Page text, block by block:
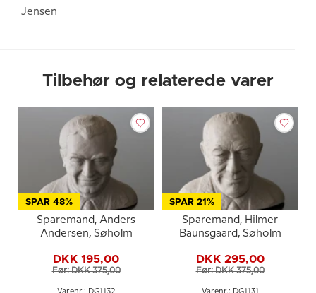
Jensen
Tilbehør og relaterede varer
SPAR 48%
Sparemand, Anders
Andersen, Søholm
DKK 195,00
Før: DKK 375,00
Varenr.: DG1132
SPAR 21%
Sparemand, Hilmer
Baunsgaard, Søholm
DKK 295,00
Før: DKK 375,00
Varenr.: DG1131